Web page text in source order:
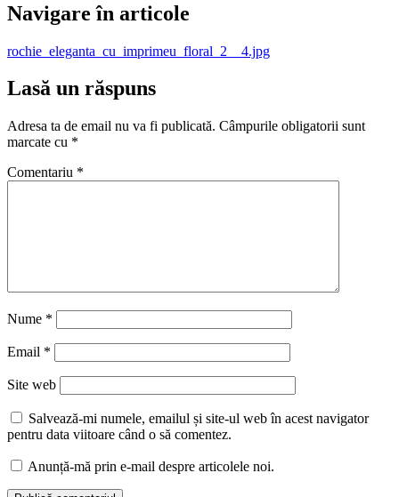
Navigare în articole
rochie_eleganta_cu_imprimeu_floral_2__4.jpg
Lasă un răspuns
Adresa ta de email nu va fi publicată. Câmpurile obligatorii sunt
marcate cu *
Comentariu *
Nume *
Email *
Site web
Salvează-mi numele, emailul și site-ul web în acest navigator
pentru data viitoare când o să comentez.
Anunță-mă prin e-mail despre articolele noi.